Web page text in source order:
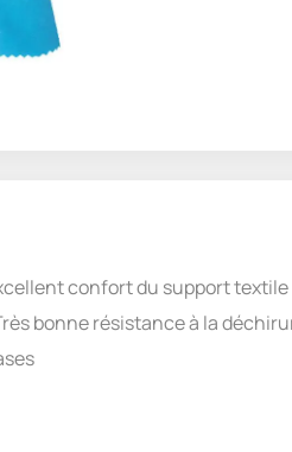
confort du support textile
bonne résistance à la